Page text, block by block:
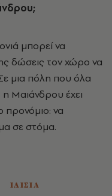
μπορεί να
δώσεις τον χώρο να
μια πόλη που όλα
η Μαιάνδρου έχει
προνόμιο: να
σε στόμα.
ΙΛΙΣΙΑ